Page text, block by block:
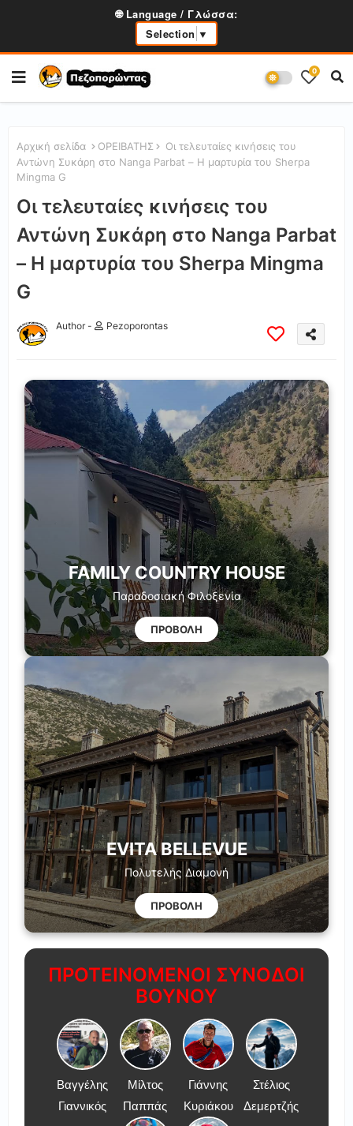
🌐 Language / Γλώσσα:
Selection ▼
0
Αρχική σελίδα ΟΡΕΙΒΑΤΗΣ
Οι τελευταίες κινήσεις του
Αντώνη Συκάρη στο Nanga Parbat – Η μαρτυρία του Sherpa
Mingma G
Οι τελευταίες κινήσεις του
Αντώνη Συκάρη στο Nanga Parbat
– Η μαρτυρία του Sherpa Mingma
G
Author - Pezoporontas
FAMILY COUNTRY HOUSE
Παραδοσιακή Φιλοξενία
ΠΡΟΒΟΛΗ
EVITA BELLEVUE
Πολυτελής Διαμονή
ΠΡΟΒΟΛΗ
ΠΡΟΤΕΙΝΟΜΕΝΟΙ ΣΥΝΟΔΟΙ
ΒΟΥΝΟΥ
Βαγγέλης
Γιαννικός
Μίλτος
Παππάς
Γιάννης
Κυριάκου
Στέλιος
Δεμερτζής